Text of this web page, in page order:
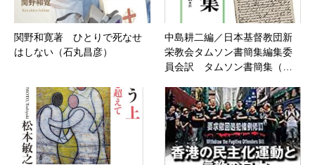
関野和寛著 ひとりで死なせ
はしない（石丸昌彦）
中島耕二編／日本基督教団新
栄教会タムソン書簡集編集委
員会訳 タムソン書簡集（…